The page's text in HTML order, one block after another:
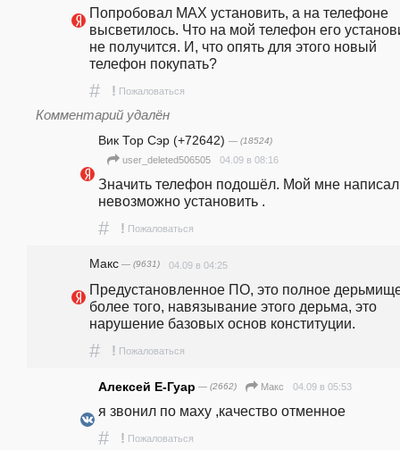
Попробовал МАХ установить, а на телефоне
высветилось. Что на мой телефон его
не получится. И, что опять для этого новый
телефон покупать?
# ! Пожаловаться
Комментарий удалён
Вик Тор Сэр (+72642) — (18524)
user_deleted506505 04.09 в 08:16
Значить телефон подошёл. Мой мне
невозможно установить .
# ! Пожаловаться
Макс — (9631) 04.09 в 04:25
Предустановленное ПО, это полное
более того, навязывание этого дерьма, это
нарушение базовых основ конституции.
# ! Пожаловаться
Алексей Е-Гуар — (2662) Макс 04.09 в 05:53
я звонил по маху ,качество отменное
# ! Пожаловаться